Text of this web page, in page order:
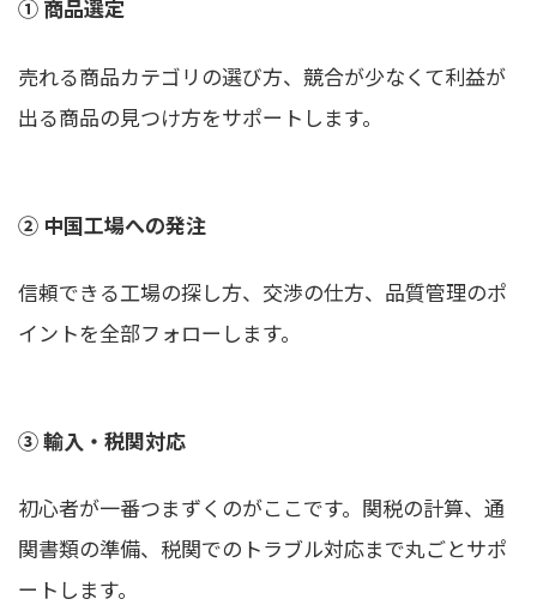
① 商品選定
売れる商品カテゴリの選び方、競合が少なくて利益が
出る商品の見つけ方をサポートします。
② 中国工場への発注
信頼できる工場の探し方、交渉の仕方、品質管理のポ
イントを全部フォローします。
③ 輸入・税関対応
初心者が一番つまずくのがここです。関税の計算、通
関書類の準備、税関でのトラブル対応まで丸ごとサポ
ートします。